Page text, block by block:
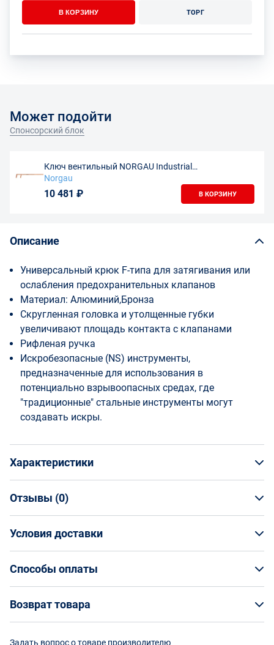
В КОРЗИНУ ТОРГ
Может подойти
Спонсорский блок
Ключ вентильный NORGAU Industrial
искробезопасный, 60х500 мм, NV176-60NSA, AlCu
Norgau
10 481 ₽ В КОРЗИНУ
Описание
Универсальный крюк F-типа для затягивания или
ослабления предохранительных клапанов
Материал: Алюминий,Бронза
Скругленная головка и утолщенные губки
увеличивают площадь контакта с клапанами
Рифленая ручка
Искробезопасные (NS) инструменты,
предназначенные для использования в
потенциально взрывоопасных средах, где
"традиционные" стальные инструменты могут
создавать искры.
Характеристики
Общая информация
Bahco
Артикул
NS204-55
Страна бренда
Швеция
Срок изготовления
Отзывы (0)
НАПИСАТЬ ОТЗЫВ
Условия доставки
Условия доставки
Способы оплаты
Способы оплаты
Возврат товара
Возврат товара
Задать вопрос о товаре производителю